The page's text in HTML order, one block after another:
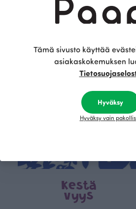
Tämä on
Kestä
vyys
Tämä sivusto käyttää
asiakaskokemuksen
Hyväksy
Hyväksy vain